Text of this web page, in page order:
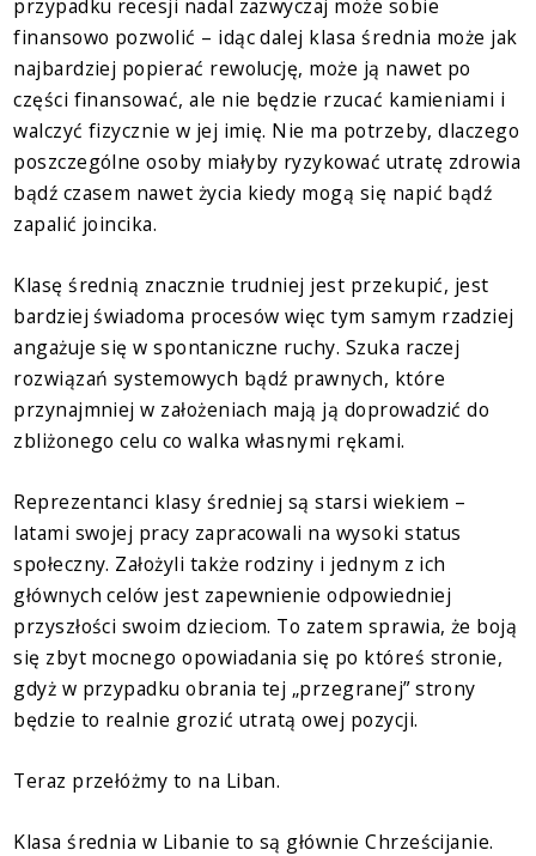
przypadku recesji nadal zazwyczaj może sobie
finansowo pozwolić – idąc dalej klasa średnia może jak
najbardziej popierać rewolucję, może ją nawet po
części finansować, ale nie będzie rzucać kamieniami i
walczyć fizycznie w jej imię. Nie ma potrzeby, dlaczego
poszczególne osoby miałyby ryzykować utratę zdrowia
bądź czasem nawet życia kiedy mogą się napić bądź
zapalić joincika.
Klasę średnią znacznie trudniej jest przekupić, jest
bardziej świadoma procesów więc tym samym rzadziej
angażuje się w spontaniczne ruchy. Szuka raczej
rozwiązań systemowych bądź prawnych, które
przynajmniej w założeniach mają ją doprowadzić do
zbliżonego celu co walka własnymi rękami.
Reprezentanci klasy średniej są starsi wiekiem –
latami swojej pracy zapracowali na wysoki status
społeczny. Założyli także rodziny i jednym z ich
głównych celów jest zapewnienie odpowiedniej
przyszłości swoim dzieciom. To zatem sprawia, że boją
się zbyt mocnego opowiadania się po któreś stronie,
gdyż w przypadku obrania tej „przegranej” strony
będzie to realnie grozić utratą owej pozycji.
Teraz przełóżmy to na Liban.
Klasa średnia w Libanie to są głównie Chrześcijanie.